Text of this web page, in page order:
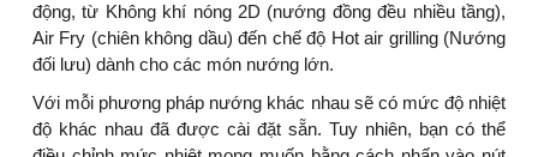
động, từ Không khí nóng 2D (nướng đồng đều nhiều tầng),
Air Fry (chiên không dầu) đến chế độ Hot air grilling (Nướng
đối lưu) dành cho các món nướng lớn.
Với mỗi phương pháp nướng khác nhau sẽ có mức độ nhiệt
độ khác nhau đã được cài đặt sẵn. Tuy nhiên, bạn có thể